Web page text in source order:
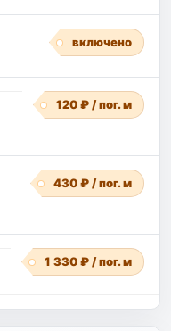
включено
120 ₽ / пог. м
430 ₽ / пог. м
1 330 ₽ / пог. м